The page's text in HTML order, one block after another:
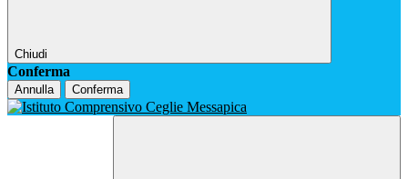
Chiudi
Conferma
Annulla Conferma